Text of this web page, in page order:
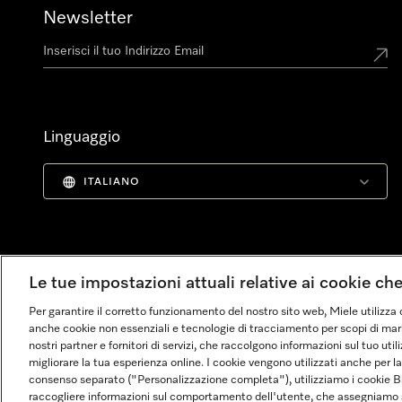
Newsletter
Linguaggio
ITALIANO
Le tue impostazioni attuali relative ai cookie
Per garantire il corretto funzionamento del nostro sito web, Miele
anche cookie non essenziali e tecnologie di tracciamento per scopi di
nostri partner e fornitori di servizi, che raccolgono informazioni sul tuo
migliorare la tua esperienza online. I cookie vengono utilizzati anche per
consenso separato ("Personalizzazione completa"), utilizziamo i cookie
raccogliere informazioni sul comportamento dell'utente, che